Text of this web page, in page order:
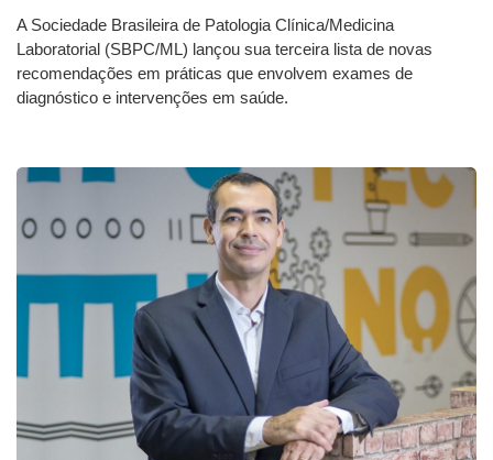
A Sociedade Brasileira de Patologia Clínica/Medicina
Laboratorial (SBPC/ML) lançou sua terceira lista de novas
recomendações em práticas que envolvem exames de
diagnóstico e intervenções em saúde.